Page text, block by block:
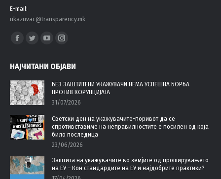
E-mail:
ukazuvac@transparency.mk
Find us on:
opens
in
new
opens
in
new
YouTube
opens
new
Instagram
opens
in
new
НАЈЧИТАНИ ОБЈАВИ
БЕЗ ЗАШТИТЕНИ УКАЖУВАЧИ НЕМА УСПЕШНА БОРБА
ПРОТИВ КОРУПЦИЈАТА
31/07/2026
Светски ден на укажувачите-поривот да се
спротивставиме на неправилностите е посилен од која
било последица
23/06/2026
Заштита на укажувачите во земјите од проширувањето
на ЕУ – Кон стандардите на ЕУ и најдобрите практики?